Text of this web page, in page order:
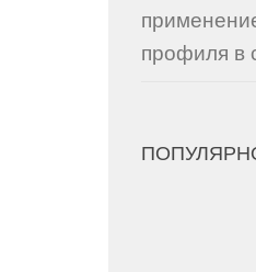
профиля в